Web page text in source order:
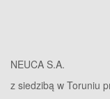
NEUCA S.A.
z siedzibą w Toruniu